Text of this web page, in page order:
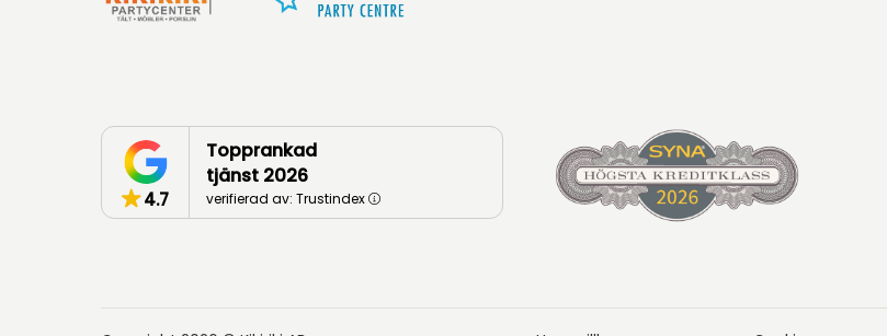
4.7
Topprankad
tjänst 2026
verifierad av: Trustindex